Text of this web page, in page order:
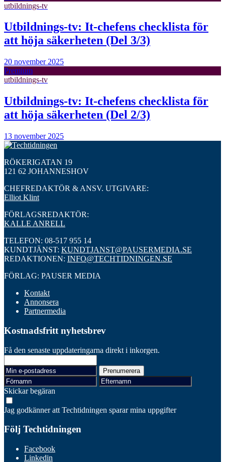
utbildnings-tv
Utbildnings-tv: It-chefens checklista för
att höja säkerheten (Del 3/3)
20 november 2025
Premium
utbildnings-tv
Utbildnings-tv: It-chefens checklista för
att höja säkerheten (Del 2/3)
13 november 2025
RÖKERIGATAN 19
121 62 JOHANNESHOV
CHEFREDAKTÖR & ANSV. UTGIVARE:
Elliot Klint
FÖRLAGSREDAKTÖR:
KALLE ANRELL
TELEFON: 08-517 955 14
KUNDTJÄNST: KUNDTJANST@PAUSERMEDIA.SE
REDAKTIONEN: INFO@TECHTIDNINGEN.SE
FÖRLAG: PAUSER MEDIA
Kontakt
Annonsera
Partnermedia
Kostnadsfritt nyhetsbrev
Få den senaste uppdateringarna direkt i inkorgen.
Skickar begäran
Jag godkänner att Techtidningen sparar mina uppgifter
Följ Techtidningen
Facebook
Linkedin